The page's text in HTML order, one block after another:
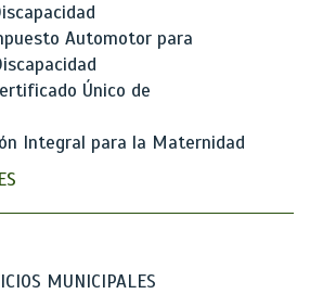
Automotor para
Único de
Integral para la Maternidad
MUNICIPALES